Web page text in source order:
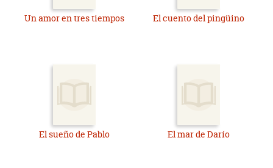
Un amor en tres tiempos El cuento del pingüino
El sueño de Pablo El mar de Darío